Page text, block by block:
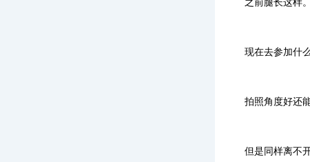
现在去参加什
拍照角度好还
但是同样离不